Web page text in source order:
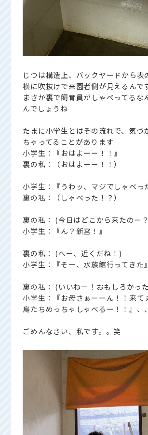
じつは構造上、バックヤードから表
横に吹抜けで来園者側が見えるんで
まさか裏で飼育員がしゃべってるな
んでしょうね
たまに小学生とはその流れで、気づ
ちゃってることがあります
小学生：『おはよーー！！』
裏の私：（おはよーー！！）
小学生：『うわッ、マジでしゃべっ
裏の私：（しゃべった！？）
裏の私： (今日はどこから来たのー
小学生：『ん？新宮！』
裏の私： (へー、近くだね！)
小学生：『そー、水族館行ってきた』
裏の私： (いいねー！おもしろかっ
小学生：『お母さぁーーん！！来て
鳥たちめっちゃしゃべるー！！』、
ごめんなさい、私です。。笑